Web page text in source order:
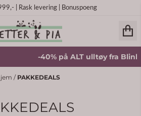
| Rask levering | Bonuspoeng
-40% på ALT ulltøy fra Blinke -
/ PAKKEDEALS